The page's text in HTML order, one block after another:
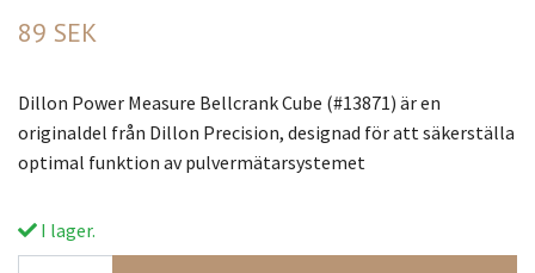
89 SEK
Dillon Power Measure Bellcrank Cube (#13871) är en
originaldel från Dillon Precision, designad för att säkerställa
optimal funktion av pulvermätarsystemet
I lager.